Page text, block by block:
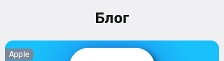
Блог
Apple